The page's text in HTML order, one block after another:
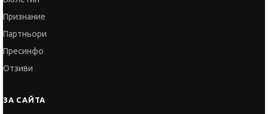
Признание
Партньори
Пресинфо
Отзиви
ЗА САЙТА